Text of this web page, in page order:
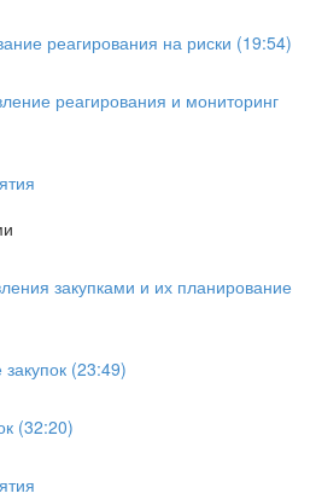
реагирования на риски (19:54)
реагирования и мониторинг
закупками и их планирование
(23:49)
(32:20)